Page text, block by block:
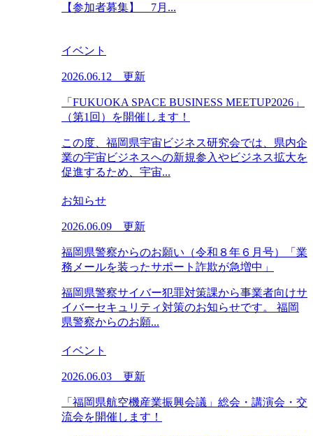
【参加者募集】 7月...
イベント
2026.06.12 更新
「FUKUOKA SPACE BUSINESS MEETUP2026」
（第1回）を開催します！
この度、福岡県宇宙ビジネス研究会では、県内企
業の宇宙ビジネスへの新規参入やビジネス拡大を
促進するため、宇宙...
お知らせ
2026.06.09 更新
福岡県警察からのお願い（令和８年６月号）「業
務メールを装ったサポート詐欺が急増中」
福岡県警察サイバー犯罪対策課から事業者向けサ
イバーセキュリティ対策のお知らせです。 福岡
県警察からのお願...
イベント
2026.06.03 更新
「福岡県航空機産業振興会議」総会・講演会・交
流会を開催します！